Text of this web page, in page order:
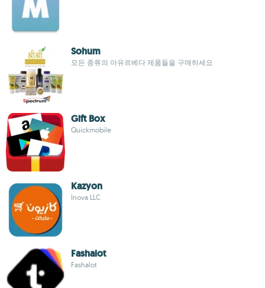
Sohum
모든 종류의 아유르베다 제품들을 구매하세요
Gift Box
Quickmobile
Kazyon
Inova LLC
Fashalot
Fashalot